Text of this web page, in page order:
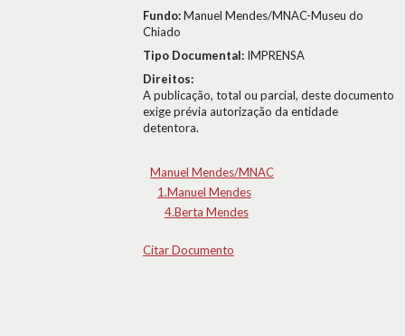
Fundo:Manuel Mendes/MNAC-Museu do
Chiado
Tipo Documental: IMPRENSA
Direitos:
A publicação, total ou parcial, deste documento
exige prévia autorização da entidade
detentora.
Manuel Mendes/MNAC
1.Manuel Mendes
4.Berta Mendes
Citar Documento